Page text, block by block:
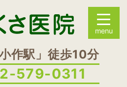
作駅」徒歩10分
579-0311